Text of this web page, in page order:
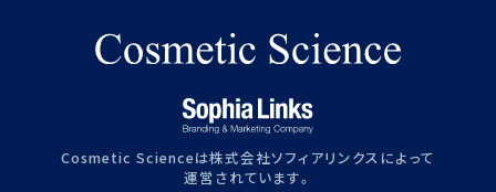
Cosmetic Scienceは株式会社ソフィアリンクスによって
運営されています。